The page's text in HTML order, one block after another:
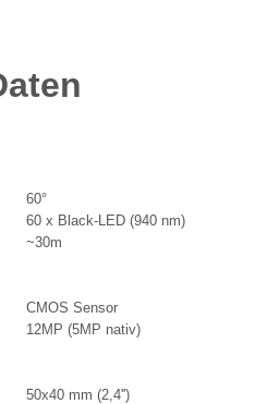
60°
60 x Black-LED (940 nm)
~30m
CMOS Sensor
12MP (5MP nativ)
50x40 mm (2,4'')